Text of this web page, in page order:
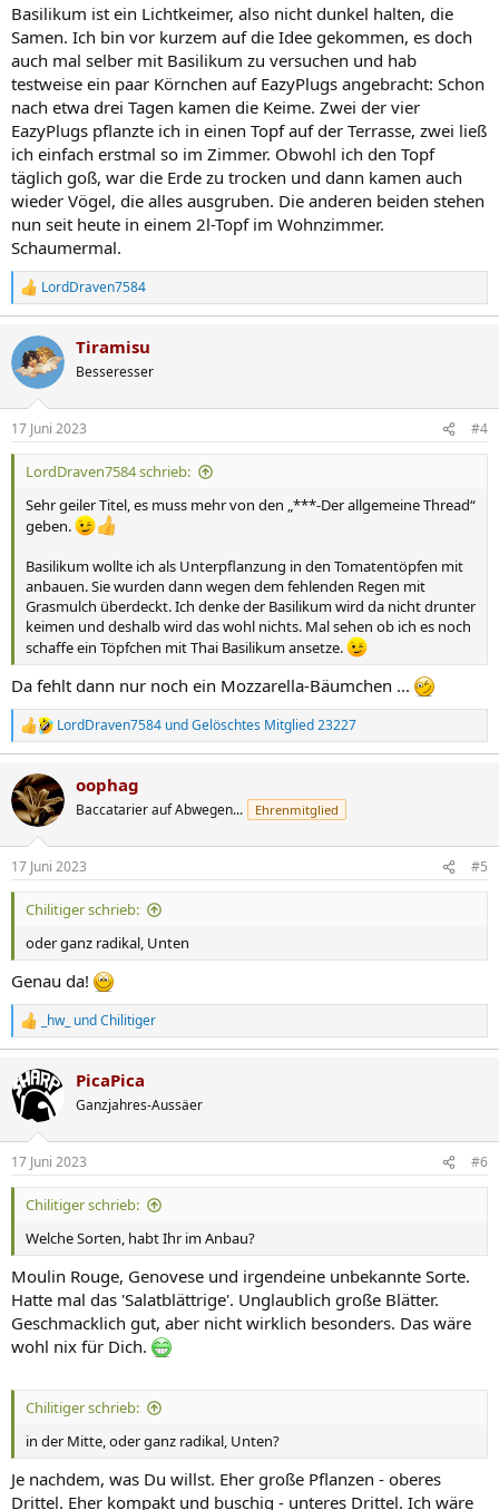
:
Basilikum ist ein Lichtkeimer, also nicht dunkel halten, die
Samen. Ich bin vor kurzem auf die Idee gekommen, es doch
auch mal selber mit Basilikum zu versuchen und hab
testweise ein paar Körnchen auf EazyPlugs angebracht: Schon
nach etwa drei Tagen kamen die Keime. Zwei der vier
EazyPlugs pflanzte ich in einen Topf auf der Terrasse, zwei ließ
ich einfach erstmal so im Zimmer. Obwohl ich den Topf
täglich goß, war die Erde zu trocken und dann kamen auch
wieder Vögel, die alles ausgruben. Die anderen beiden stehen
nun seit heute in einem 2l-Topf im Wohnzimmer.
Schaumermal.
R
e
k
t
i
e
n
LordDraven7584
Tiramisu
Besseresser
17 Juni 2023 #4
LordDraven7584 schrieb:
Sehr geiler Titel, es muss mehr von den „***-Der allgemeine Thread“
geben.
Basilikum wollte ich als Unterpflanzung in den Tomatentöpfen mit
anbauen. Sie wurden dann wegen dem fehlenden Regen mit
Grasmulch überdeckt. Ich denke der Basilikum wird da nicht drunter
keimen und deshalb wird das wohl nichts. Mal sehen ob ich es noch
schaffe ein Töpfchen mit Thai Basilikum ansetze.
Da fehlt dann nur noch ein Mozzarella-Bäumchen ...
R
e
k
t
i
e
n
LordDraven7584 undGelöschtes Mitglied 23227
oophag
Baccatarier auf Abwegen... Ehrenmitglied
17 Juni 2023 #5
Chilitiger schrieb:
oder ganz radikal, Unten
Genau da!
R
e
k
t
i
e
n
_hw_ undChilitiger
PicaPica
Ganzjahres-Aussäer
17 Juni 2023 #6
Chilitiger schrieb:
Welche Sorten, habt Ihr im Anbau?
Moulin Rouge, Genovese und irgendeine unbekannte Sorte.
Hatte mal das 'Salatblättrige'. Unglaublich große Blätter.
Geschmacklich gut, aber nicht wirklich besonders. Das wäre
wohl nix für Dich.
Chilitiger schrieb:
in der Mitte, oder ganz radikal, Unten?
Je nachdem, was Du willst. Eher große Pflanzen - oberes
Drittel. Eher kompakt und buschig - unteres Drittel. Ich wäre